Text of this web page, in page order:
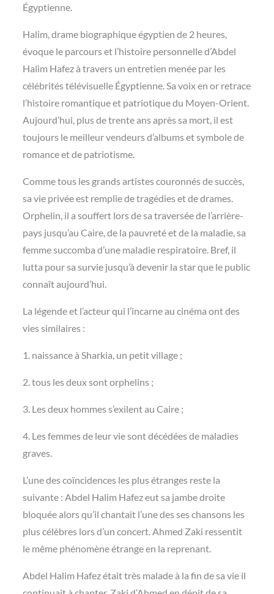
Égyptienne.
Halim, drame biographique égyptien de 2 heures,
évoque le parcours et l’histoire personnelle d’Abdel
Halim Hafez à travers un entretien menée par les
célébrités télévisuelle Égyptienne. Sa voix en or retrace
l’histoire romantique et patriotique du Moyen-Orient.
Aujourd’hui, plus de trente ans après sa mort, il est
toujours le meilleur vendeurs d’albums et symbole de
romance et de patriotisme.
Comme tous les grands artistes couronnés de succès,
sa vie privée est remplie de tragédies et de drames.
Orphelin, il a souffert lors de sa traversée de l’arrière-
pays jusqu’au Caire, de la pauvreté et de la maladie, sa
femme succomba d’une maladie respiratoire. Bref, il
lutta pour sa survie jusqu’à devenir la star que le public
connaît aujourd’hui.
La légende et l’acteur qui l’incarne au cinéma ont des
vies similaires :
1. naissance à Sharkia, un petit village ;
2. tous les deux sont orphelins ;
3. Les deux hommes s’exilent au Caire ;
4. Les femmes de leur vie sont décédées de maladies
graves.
L’une des coïncidences les plus étranges reste la
suivante : Abdel Halim Hafez eut sa jambe droite
bloquée alors qu’il chantait l’une des ses chansons les
plus célèbres lors d’un concert. Ahmed Zaki ressentit
le même phénomène étrange en la reprenant.
Abdel Halim Hafez était très malade à la fin de sa vie il